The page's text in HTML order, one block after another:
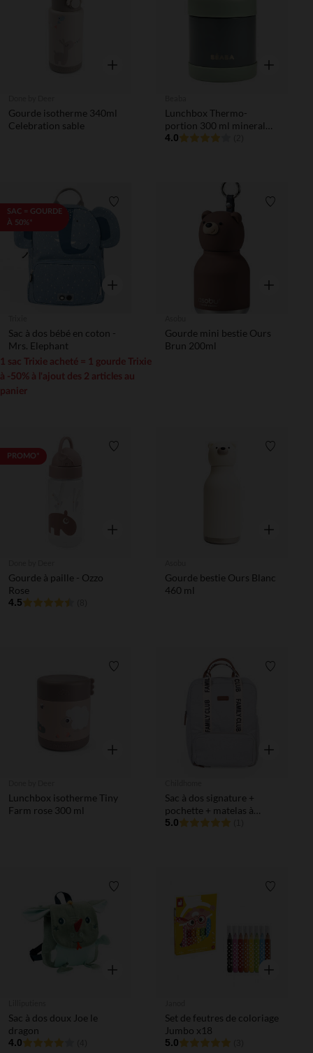
Aperçu rapide
Gourde isotherme 340ml
Celebration sable
Aperçu
Lunchbox Thermo-
portion 300 ml mineral
grey
4.0
SAC = GOURDE
À 50%*
Aperçu rapide
Sac à dos bébé en coton -
Mrs. Elephant
1 sac Trixie acheté = 1 gourde Trixie
à -50% à l'ajout des 2 articles au
panier
Aperçu
Gourde mini bestie Ours
Brun 200ml
PROMO*
Aperçu rapide
Gourde à paille - Ozzo
Rose
4.5
Aperçu
Gourde bestie Ours Blanc
460 ml
Aperçu rapide
Lunchbox isotherme Tiny
Farm rose 300 ml
Aperçu
Sac à dos signature +
pochette + matelas à
langer Family Club écru
5.0
Liste de souhaits
Aperçu rapide
Sac à dos doux Joe le
dragon
4.0
Aperçu
Set de feutres de coloriage
Jumbo x18
5.0